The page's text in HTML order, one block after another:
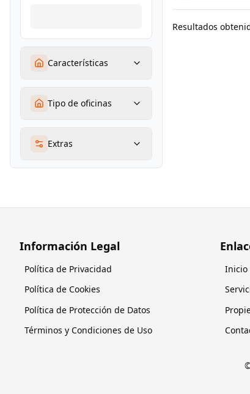
Características
Tipo de oficinas
Extras
Resultados
Información Legal
Política de Privacidad
Política de Cookies
Política de Protección de Datos
Términos y Condiciones de Uso
Inicio